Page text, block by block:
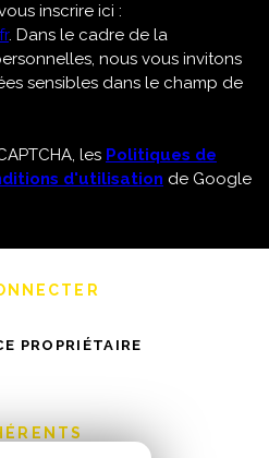
inscrire ici :
. Dans le cadre de la
nous vous invitons
sensibles dans le champ de
les Politiques de
d'utilisation de Google
PROPRIÉTAIRE